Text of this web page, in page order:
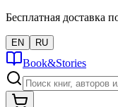
Бесплатная доставка
EN RU
Book&Stories